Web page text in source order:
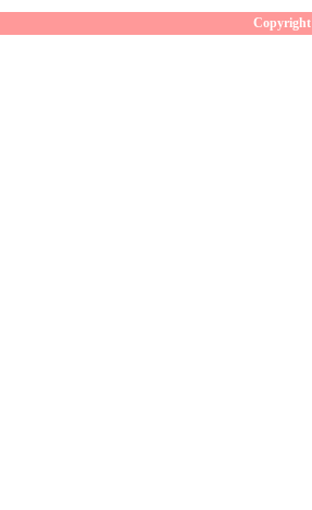
Copyright